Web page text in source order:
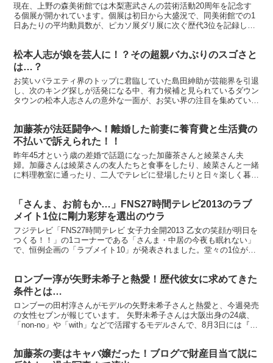
現在、上野の森美術館では木梨憲武さんの芸術活動20周年を記念す
る個展が開かれています。個展は初日から大盛況で、同美術館での1
日あたりの平均動員数が、ピカソ展ダリ展に次ぐ歴代3位を記録した
松本人志が娘を芸人に！？その超親バカぶりのスゴさと
は…？
お笑いバラエティ界のトップに君臨していた島田紳助が芸能界を引退
し、次のキング探しが活発になる中、有力候補と見られているダウン
タウンの松本人志さんの意外な一面が、お笑い界の注目を集めている
加藤茶が法廷闘争へ！離婚した前妻に養育費と生活費の
不払いで訴えられた！！
昨年45才という歳の差婚で話題になった加藤茶さんと綾菜さん夫
婦。加藤さんは綾菜さんの友人たちと食事をしたり、綾菜さんと一緒
に料理教室に通ったり、二人でテレビに登場したりと日々楽しく暮ら
「さんま、お前もか…」FNS27時間テレビ2013のラブ
メイト1位に剛力彩芽を選出のウラ
フジテレビ「FNS27時間テレビ 女子力全開2013 乙女の笑顔が明日を
つくる！！」の1コーナーである「さんま・中居の今夜も眠れない」
で、恒例企画の「ラブメイト10」が発表されました。堂々の1位が剛
ロンブー淳が矢野未希子と熱愛！歴代彼女に求めてきた
条件とは…
ロンブーの田村淳さんがモデルの矢野未希子さんと熱愛と、今週発売
の女性セブンが報じています。 矢野未希子さんは大阪出身の24歳、
「non-no」や「with」などで活躍するモデルさんで、8月3日には『グ
加藤茶の妻はキャバ嬢だった！ブログで財産目当て説に